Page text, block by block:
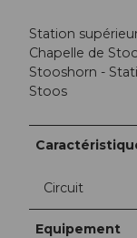
Station
Chapelle de
Stooshorn -
Stoos
Circuit
Equipement